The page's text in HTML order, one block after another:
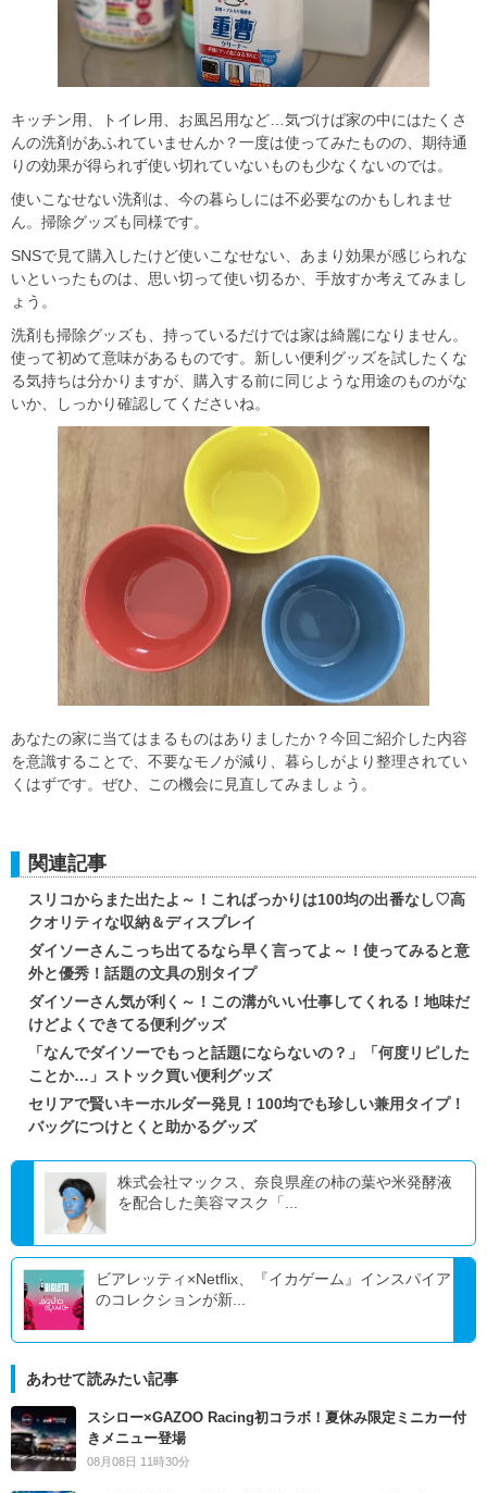
キッチン用、トイレ用、お風呂用など…気づけば家の中にはたくさ
んの洗剤があふれていませんか？一度は使ってみたものの、期待通
りの効果が得られず使い切れていないものも少なくないのでは。
使いこなせない洗剤は、今の暮らしには不必要なのかもしれませ
ん。掃除グッズも同様です。
SNSで見て購入したけど使いこなせない、あまり効果が感じられな
いといったものは、思い切って使い切るか、手放すか考えてみまし
ょう。
洗剤も掃除グッズも、持っているだけでは家は綺麗になりません。
使って初めて意味があるものです。新しい便利グッズを試したくな
る気持ちは分かりますが、購入する前に同じような用途のものがな
いか、しっかり確認してくださいね。
あなたの家に当てはまるものはありましたか？今回ご紹介した内容
を意識することで、不要なモノが減り、暮らしがより整理されてい
くはずです。ぜひ、この機会に見直してみましょう。
関連記事
スリコからまた出たよ～！こればっかりは100均の出番なし♡高
クオリティな収納＆ディスプレイ
ダイソーさんこっち出てるなら早く言ってよ～！使ってみると意
外と優秀！話題の文具の別タイプ
ダイソーさん気が利く～！この溝がいい仕事してくれる！地味だ
けどよくできてる便利グッズ
「なんでダイソーでもっと話題にならないの？」「何度リピした
ことか…」ストック買い便利グッズ
セリアで賢いキーホルダー発見！100均でも珍しい兼用タイプ！
バッグにつけとくと助かるグッズ
株式会社マックス、奈良県産の柿の葉や米発酵液
を配合した美容マスク「...
ビアレッティ×Netflix、『イカゲーム』インスパイア
のコレクションが新...
あわせて読みたい記事
スシロー×GAZOO Racing初コラボ！夏休み限定ミニカー付
きメニュー登場
08月08日 11時30分